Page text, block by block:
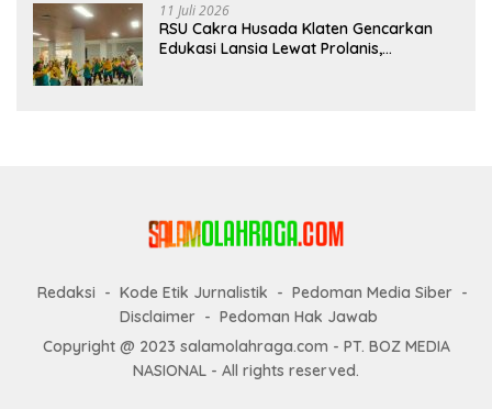
11 Juli 2026
RSU Cakra Husada Klaten Gencarkan
Edukasi Lansia Lewat Prolanis,
Redaksi Kode Etik Jurnalistik
Pedoman Media Siber
Disclaimer
Pedoman Hak Jawab
Copyright @ 2023 salamolahraga.com - PT. BOZ MEDIA
NASIONAL - All rights reserved.